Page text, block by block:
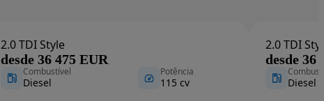
2.0 TDI Style
desde 36 475 EUR
Combustível
Diesel
Potência
115 cv
2.0 TDI
desde 36
Diesel